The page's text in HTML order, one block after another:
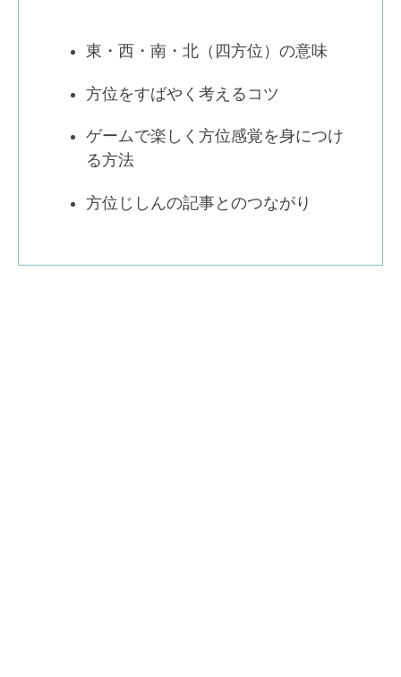
東・西・南・北（四方位）の意味
方位をすばやく考えるコツ
ゲームで楽しく方位感覚を身につけ
る方法
方位じしんの記事とのつながり